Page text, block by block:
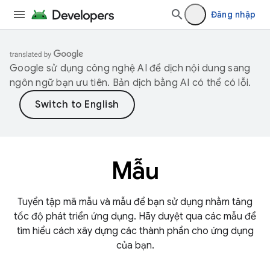
Đăng nhập
Google sử dụng công nghệ AI để dịch nội dung sang
ngôn ngữ bạn ưu tiên. Bản dịch bằng AI có thể có lỗi.
Mẫu
Tuyển tập mã mẫu và mẫu để bạn sử dụng nhằm tăng
tốc độ phát triển ứng dụng. Hãy duyệt qua các mẫu để
tìm hiểu cách xây dựng các thành phần cho ứng dụng
của bạn.